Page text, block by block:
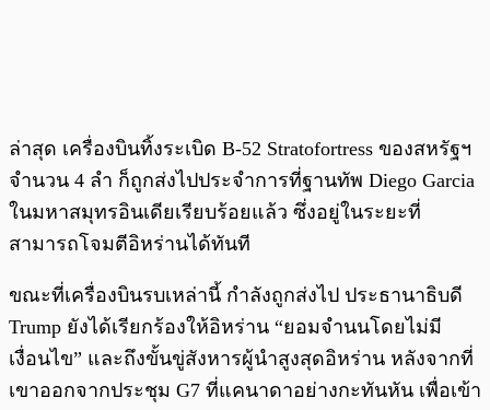
ล่าสุด เครื่องบินทิ้งระเบิด B-52 Stratofortress ของสหรัฐฯ
จำนวน 4 ลำ ก็ถูกส่งไปประจำการที่ฐานทัพ Diego Garcia
ในมหาสมุทรอินเดียเรียบร้อยแล้ว ซึ่งอยู่ในระยะที่
สามารถโจมตีอิหร่านได้ทันที
ขณะที่เครื่องบินรบเหล่านี้ กำลังถูกส่งไป ประธานาธิบดี
Trump ยังได้เรียกร้องให้อิหร่าน “ยอมจำนนโดยไม่มี
เงื่อนไข” และถึงขั้นขู่สังหารผู้นำสูงสุดอิหร่าน หลังจากที่
เขาออกจากประชุม G7 ที่แคนาดาอย่างกะทันหัน เพื่อเข้า